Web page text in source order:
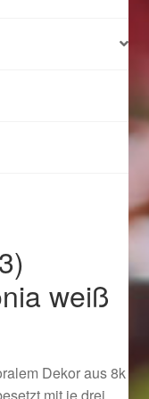
2021
2022
weiß
Dekor aus 8k
mit je drei